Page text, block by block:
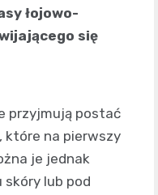
łojowo-
się
przyjmują postać
które na pierwszy
je jednak
lub pod